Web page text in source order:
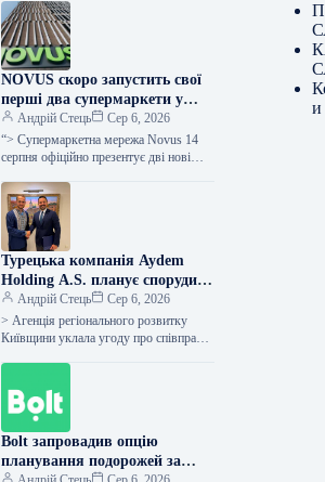
NOVUS скоро запустить свої
перші два супермаркети у
Львові
Андрій Стець
Сер 6, 2026
“> Супермаркетна мережа Novus 14
серпня офіційно презентує дві нові
Червоної Калини, 60
Турецька компанія Aydem
Holding A.S. планує спорудити
до 100 МВт потужності з
відновлюваних джерел енергії
на Київщині, про що свідчить
Андрій Стець
Сер 6, 2026
> Агенція регіонального розвитку
Київщини уклала угоду про співпрацю
сфері…
Bolt запровадив опцію
планування подорожей за
и